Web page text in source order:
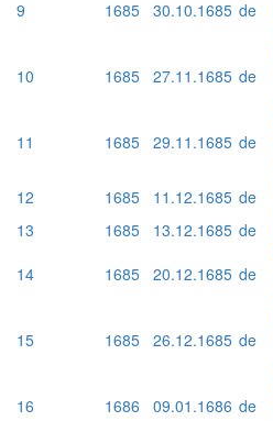
9 1685 30.10.1685 de
10 1685 27.11.1685 de
11 1685 29.11.1685 de
12 1685 11.12.1685 de
13
1685 13.12.1685 de
14
1685 20.12.1685 de
15 1685 26.12.1685 de
16 1686 09.01.1686 de